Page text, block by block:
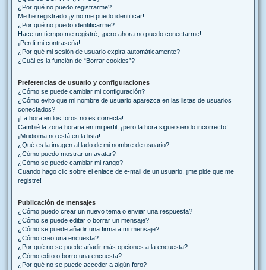
¿Por qué no puedo registrarme?
Me he registrado ¡y no me puedo identificar!
¿Por qué no puedo identificarme?
Hace un tiempo me registré, ¡pero ahora no puedo conectarme!
¡Perdí mi contraseña!
¿Por qué mi sesión de usuario expira automáticamente?
¿Cuál es la función de “Borrar cookies”?
Preferencias de usuario y configuraciones
¿Cómo se puede cambiar mi configuración?
¿Cómo evito que mi nombre de usuario aparezca en las listas de usuarios
conectados?
¡La hora en los foros no es correcta!
Cambié la zona horaria en mi perfil, ¡pero la hora sigue siendo incorrecto!
¡Mi idioma no está en la lista!
¿Qué es la imagen al lado de mi nombre de usuario?
¿Cómo puedo mostrar un avatar?
¿Cómo se puede cambiar mi rango?
Cuando hago clic sobre el enlace de e-mail de un usuario, ¡me pide que me
registre!
Publicación de mensajes
¿Cómo puedo crear un nuevo tema o enviar una respuesta?
¿Cómo se puede editar o borrar un mensaje?
¿Cómo se puede añadir una firma a mi mensaje?
¿Cómo creo una encuesta?
¿Por qué no se puede añadir más opciones a la encuesta?
¿Cómo edito o borro una encuesta?
¿Por qué no se puede acceder a algún foro?